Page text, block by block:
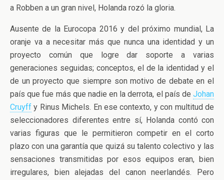
a Robben a un gran nivel, Holanda rozó la gloria.
Ausente de la Eurocopa 2016 y del próximo mundial, La
oranje va a necesitar más que nunca una identidad y un
proyecto común que logre dar soporte a varias
generaciones seguidas; conceptos, el de la identidad y el
de un proyecto que siempre son motivo de debate en el
país que fue más que nadie en la derrota, el país de Johan
Cruyff y Rinus Michels. En ese contexto, y con multitud de
seleccionadores diferentes entre sí, Holanda contó con
varias figuras que le permitieron competir en el corto
plazo con una garantía que quizá su talento colectivo y las
sensaciones transmitidas por esos equipos eran, bien
irregulares, bien alejadas del canon neerlandés. Pero